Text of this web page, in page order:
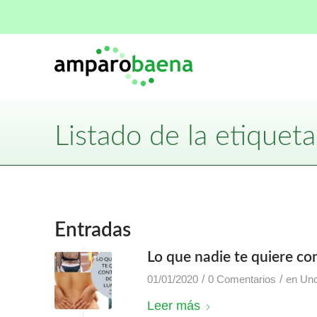
Listado de la
Entradas
Lo que nadie te quiere
01/01/2020 / 0 Comentarios / en
Leer más